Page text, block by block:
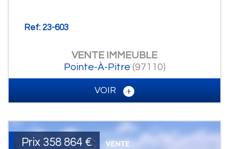
Ref: 23-603
VENTE
IMMEUBLE
Pointe-À-Pitre (97110)
VOIR
Prix 358 864 €